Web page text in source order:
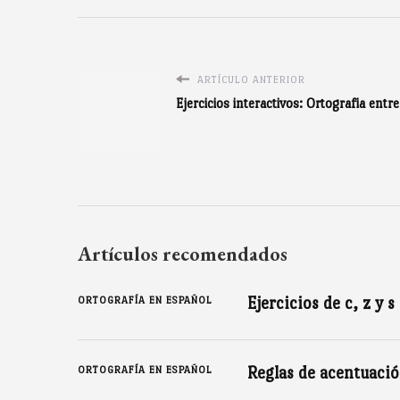
ARTÍCULO ANTERIOR
Ejercicios interactivos: Ortografia
Artículos recomendados
ORTOGRAFÍA EN ESPAÑOL Ejercicios de c, z y s
ORTOGRAFÍA EN ESPAÑOL Reglas de